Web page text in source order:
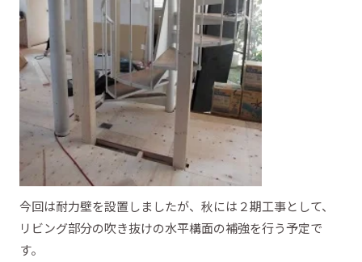
今回は耐力壁を設置しましたが、秋には２期工事として、
リビング部分の吹き抜けの水平構面の補強を行う予定で
す。